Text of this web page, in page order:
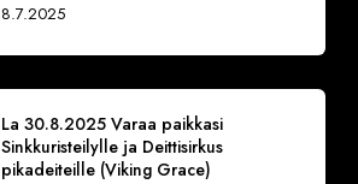
8.7.2025
La 30.8.2025 Varaa paikkasi
Sinkkuristeilylle ja Deittisirkus
pikadeiteille (Viking Grace)